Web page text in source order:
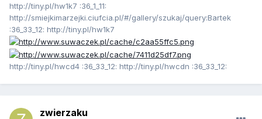
http://tiny.pl/hw1k7 :36_1_11:
http://smiejkimarzejki.ciufcia.pl/#/gallery/szukaj/query:Bartek
:36_33_12: http://tiny.pl/hw1k7
http://tiny.pl/hwcd4 :36_33_12: http://tiny.pl/hwcdn :36_33_12:
zwierzaku